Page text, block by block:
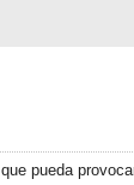
pueda